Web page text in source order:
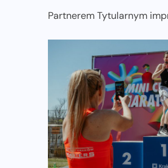
Partnerem Tytularnym